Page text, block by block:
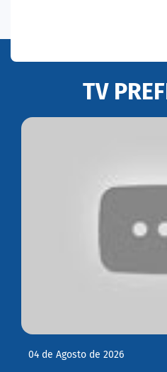
TV
04 de Agosto de 2026